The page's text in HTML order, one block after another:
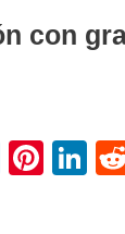
con
T
Pi Li